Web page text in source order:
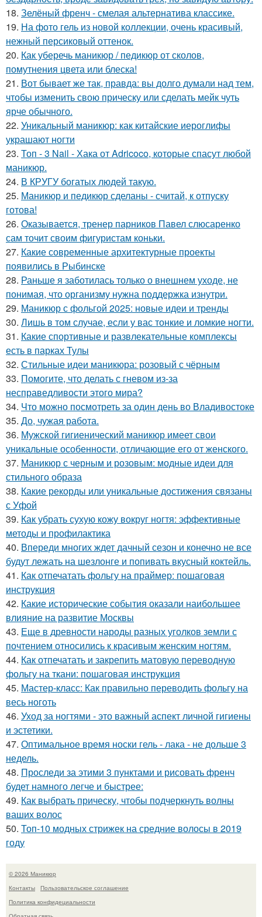
18. Зелёный френч - смелая альтернатива классике.
19. На фото гель из новой коллекции, очень красивый,
нежный персиковый оттенок.
20. Как уберечь маникюр / педикюр от сколов,
помутнения цвета или блеска!
21. Вот бывает же так, правда: вы долго думали над тем,
чтобы изменить свою прическу или сделать мейк чуть
ярче обычного.
22. Уникальный маникюр: как китайские иероглифы
украшают ногти
23. Топ - 3 Nail - Хака от Adricoco, которые спасут любой
маникюр.
24. В КРУГУ богатых людей такую.
25. Маникюр и педикюр сделаны - считай, к отпуску
готова!
26. Оказывается, тренер парников Павел слюсаренко
сам точит своим фигуристам коньки.
27. Какие современные архитектурные проекты
появились в Рыбинске
28. Раньше я заботилась только о внешнем уходе, не
понимая, что организму нужна поддержка изнутри.
29. Маникюр с фольгой 2025: новые идеи и тренды
30. Лишь в том случае, если у вас тонкие и ломкие ногти.
31. Какие спортивные и развлекательные комплексы
есть в парках Тулы
32. Стильные идеи маникюра: розовый с чёрным
33. Помогите, что делать с гневом из-за
несправедливости этого мира?
34. Что можно посмотреть за один день во Владивостоке
35. До, чужая работа.
36. Мужской гигиенический маникюр имеет свои
уникальные особенности, отличающие его от женского.
37. Маникюр с черным и розовым: модные идеи для
стильного образа
38. Какие рекорды или уникальные достижения связаны
с Уфой
39. Как убрать сухую кожу вокруг ногтя: эффективные
методы и профилактика
40. Впереди многих ждет дачный сезон и конечно не все
будут лежать на шезлонге и попивать вкусный коктейль.
41. Как отпечатать фольгу на праймер: пошаговая
инструкция
42. Какие исторические события оказали наибольшее
влияние на развитие Москвы
43. Еще в древности народы разных уголков земли с
почтением относились к красивым женским ногтям.
44. Как отпечатать и закрепить матовую переводную
фольгу на ткани: пошаговая инструкция
45. Мастер-класс: Как правильно переводить фольгу на
весь ноготь
46. Уход за ногтями - это важный аспект личной гигиены
и эстетики.
47. Оптимальное время носки гель - лака - не дольше 3
недель.
48. Проследи за этими 3 пунктами и рисовать френч
будет намного легче и быстрее:
49. Как выбрать прическу, чтобы подчеркнуть волны
ваших волос
50. Топ-10 модных стрижек на средние волосы в 2019
году
© 2026 Маникюр
Контакты
Пользовательское соглашение
Политика конфидециальности